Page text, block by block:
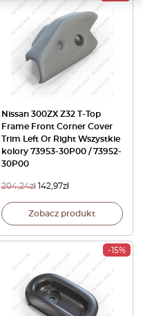
Nissan 300ZX Z32 T-Top
Frame Front Corner Cover
Trim Left Or Right Wszystkie
kolory 73953-30P00 / 73952-
30P00
204,24zł 142,97zł
Zobacz produkt
-15%